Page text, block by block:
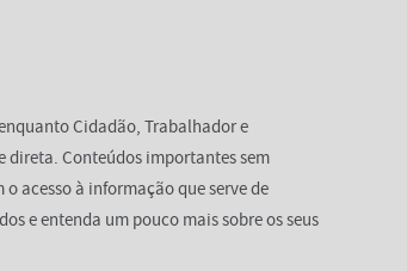
Cidadão, Trabalhador e
direta. Conteúdos importantes sem
acesso à informação que serve de
e entenda um pouco mais sobre os seus